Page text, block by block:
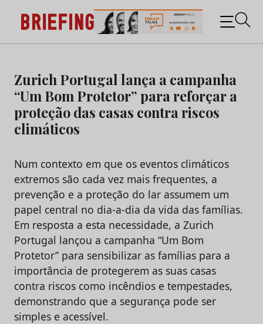
content
Briefing: Todas as notícias sobre os negócios do
Marketing e da Publicidade
Zurich Portugal lança a campanha
“Um Bom Protetor” para reforçar a
proteção das casas contra riscos
climáticos
Num contexto em que os eventos climáticos
extremos são cada vez mais frequentes, a
prevenção e a proteção do lar assumem um
papel central no dia-a-dia da vida das famílias.
Em resposta a esta necessidade, a Zurich
Portugal lançou a campanha “Um Bom
Protetor” para sensibilizar as famílias para a
importância de protegerem as suas casas
contra riscos como incêndios e tempestades,
demonstrando que a segurança pode ser
simples e acessível.